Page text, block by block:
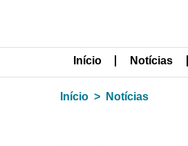
Início Notícias
Início Notícias